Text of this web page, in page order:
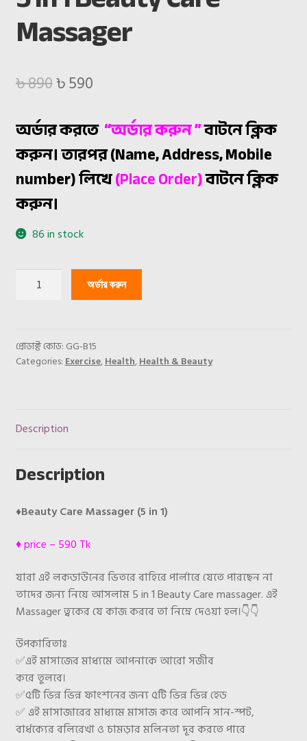
Massager
৳890Original
was:
৳ 890.
৳590Current
is:
৳ 590.
অর্ডার করতে “অর্ডার করুন ”বাটনে ক্লিক
করুন। তারপর (Name, Address, Mobile
number) লিখে(Place Order)বাটনে ক্লিক
করুন।
86 in stock
Care
Massager
অর্ডার করুন
প্রোডাক্ট কোড: GG-B15
Categories:Exercise,Health,Health & Beauty
Description
Description
♦Beauty Care Massager (5 in 1)
♦price – 590 Tk
যারা এই লকডাউনের ভিতরে বাহিরে পার্লারে যেতে পারছেন না
তাদের জন্য নিয়ে আসলাম 5 in 1 Beauty Care massager. এই
Massager ত্বকের যে কাজ করবে তা নিম্নে দেওয়া হল।👇👇
উপকারিতাঃ
✅এই মাসাজের মাধ্যমে আপনাকে আরো সজীব
করে তুলবে।
✅৫টি ভিন্ন ভিন্ন ফাংশনের জন্য ৫টি ভিন্ন ভিন্ন হেড
✅ এই মাসাজারের মাধ্যমে মাসাজ করে আপনি সান-স্পট,
বার্ধক্যের বলিরেখা ও চামড়ার মলিনতা দূর করতে পারে